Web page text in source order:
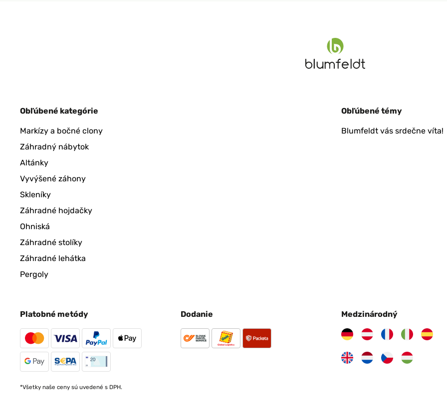
Obľúbené kategórie
Markízy a bočné clony
Záhradný nábytok
Altánky
Vyvýšené záhony
Skleníky
Záhradné hojdačky
Ohniská
Záhradné stolíky
Záhradné lehátka
Pergoly
Obľúbené témy
Blumfeldt vás srdečne víta!
Platobné metódy
*Všetky naše ceny sú uvedené s DPH.
Dodanie Medzinárodný